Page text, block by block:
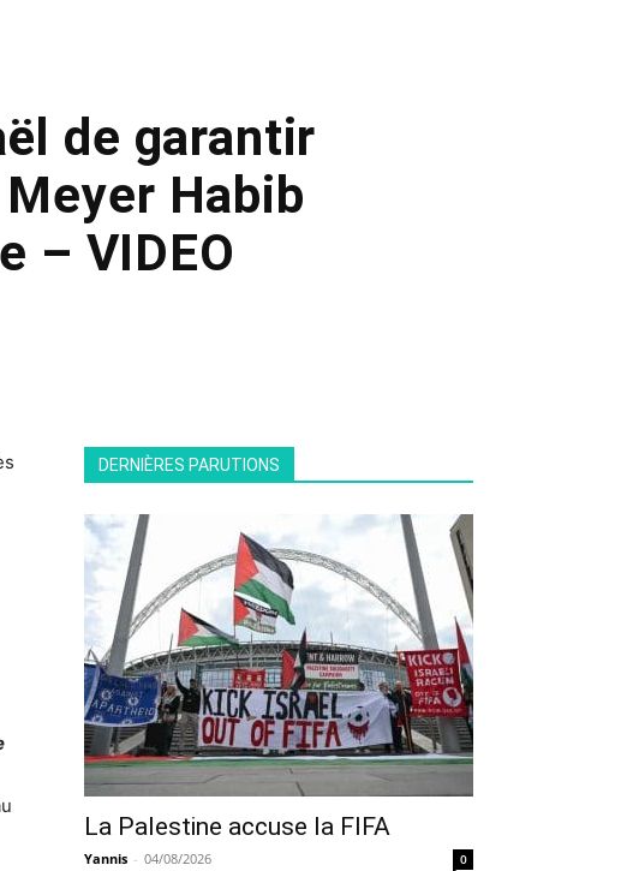
de garantir
Meyer Habib
– VIDEO
DERNIÈRES PARUTIONS
La Palestine accuse la FIFA
Yannis - 04/08/2026 0